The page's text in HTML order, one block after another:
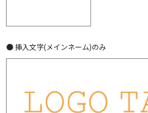
● 挿入文字(メインネーム)のみ